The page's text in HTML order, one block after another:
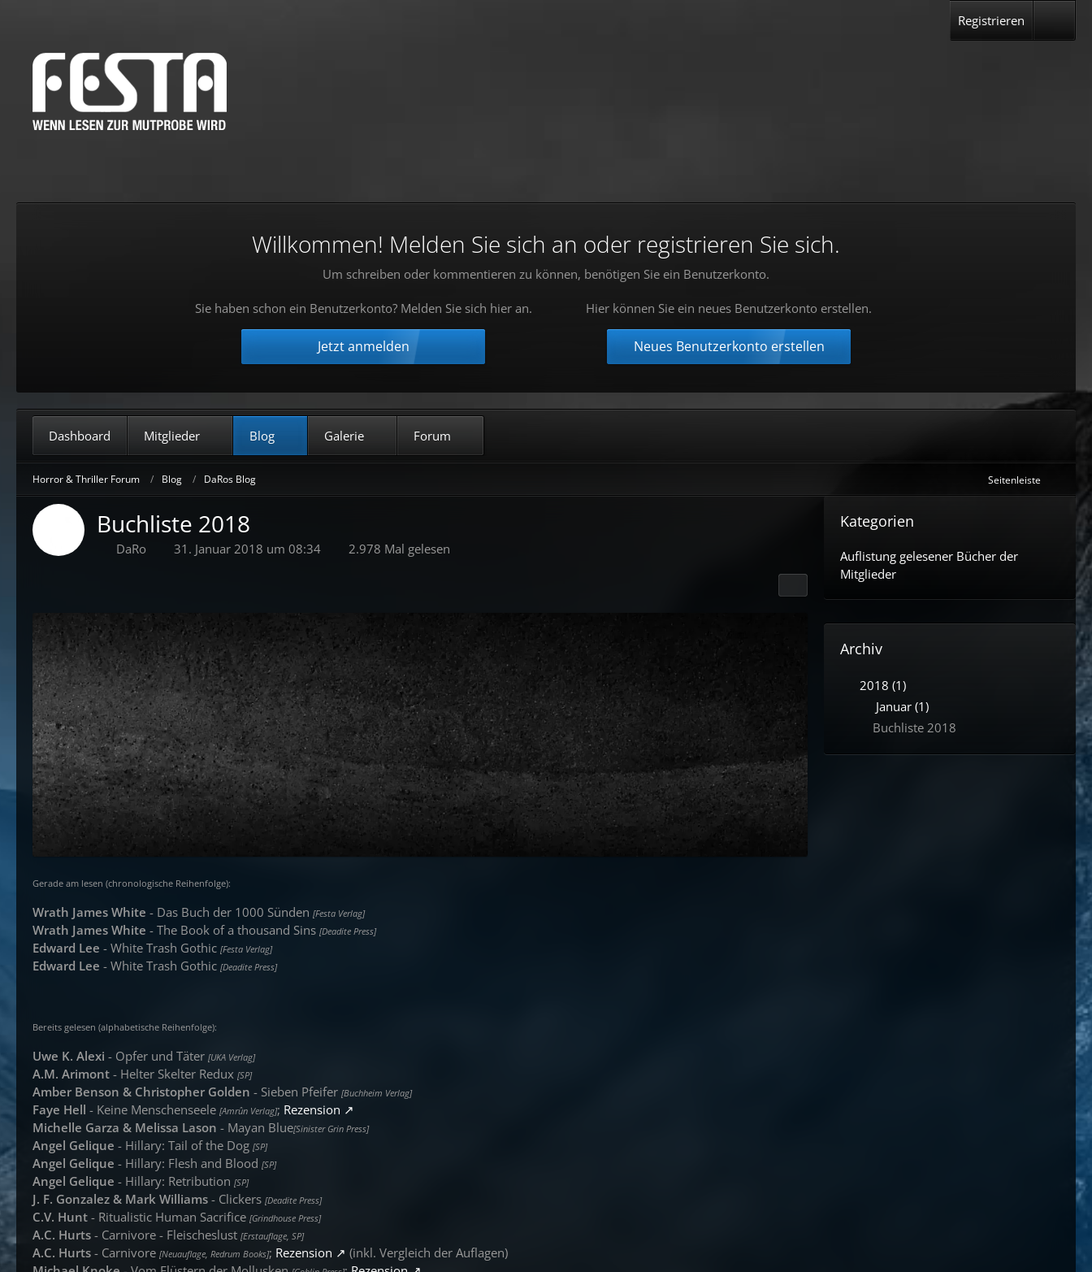
Willkommen! Melden Sie sich an oder registrieren Sie sich.
Um schreiben oder kommentieren zu können, benötigen Sie ein Benutzerkonto.
Sie haben schon ein Benutzerkonto? Melden Sie sich hier an.
Jetzt anmelden
Hier können Sie ein neues Benutzerkonto erstellen.
Neues Benutzerkonto erstellen
Dashboard Mitglieder Blog Galerie Forum
Registrieren
Horror & Thriller Forum Blog DaRos Blog Seitenleiste
Buchliste 2018
DaRo 31. Januar 2018 um 08:34 2.978 Mal gelesen
Gerade am lesen (chronologische Reihenfolge):
Wrath James White - Das Buch der 1000 Sünden [Festa Verlag]
Wrath James White - The Book of a thousand Sins [Deadite Press]
Edward Lee - White Trash Gothic [Festa Verlag]
Edward Lee - White Trash Gothic [Deadite Press]
Bereits gelesen (alphabetische Reihenfolge):
Uwe K. Alexi - Opfer und Täter [UKA Verlag]
A.M. Arimont - Helter Skelter Redux [SP]
Amber Benson & Christopher Golden - Sieben Pfeifer [Buchheim Verlag]
Faye Hell - Keine Menschenseele [Amrûn Verlag]; Rezension
Michelle Garza & Melissa Lason - Mayan Blue[Sinister Grin Press]
Angel Gelique - Hillary: Tail of the Dog [SP]
Angel Gelique - Hillary: Flesh and Blood [SP]
Angel Gelique - Hillary: Retribution [SP]
J. F. Gonzalez & Mark Williams - Clickers [Deadite Press]
C.V. Hunt - Ritualistic Human Sacrifice [Grindhouse Press]
A.C. Hurts - Carnivore - Fleischeslust [Erstauflage, SP]
A.C. Hurts - Carnivore [Neuauflage, Redrum Books]; Rezension
(inkl. Vergleich der Auflagen)
Kategorien
Auflistung gelesener Bücher der
Mitglieder
Archiv
2018 (1)
Januar (1)
Buchliste 2018